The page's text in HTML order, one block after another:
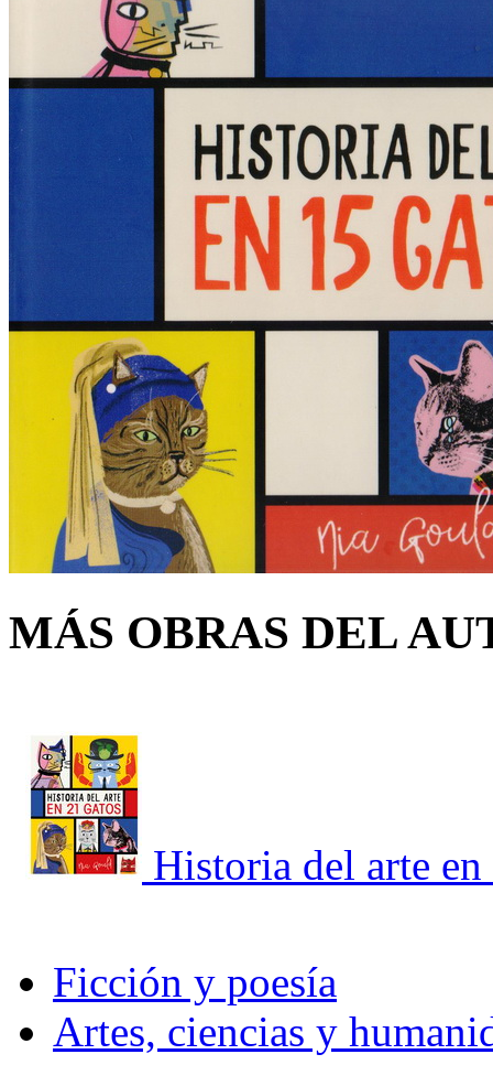
MÁS OBRAS DEL
Historia del arte en
Ficción y poesía
Artes, ciencias y